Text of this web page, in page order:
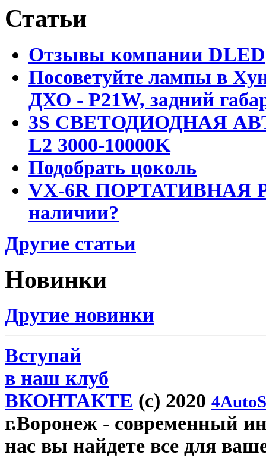
Статьи
Отзывы компании DLED
Посоветуйте лампы в
ДХО - P21W, задний
3S СВЕТОДИОДНАЯ
L2 3000-10000K
Подобрать цоколь
VX-6R ПОРТАТИВНАЯ
наличии?
Другие статьи
Новинки
Другие новинки
Вступай
в наш клуб
ВКОНТАКТЕ (c) 2020
г.Воронеж - современный
нас вы найдете все для